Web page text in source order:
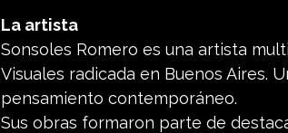
La artista
Sonsoles Romero es una artista
Visuales radicada en Buenos Aires.
pensamiento contemporáneo.
Sus obras formaron parte de